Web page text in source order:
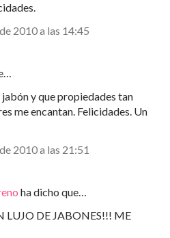
2010 a las 14:45
y que propiedades tan
me encantan. Felicidades. Un
2010 a las 21:51
ha dicho que…
LUJO DE JABONES!!! ME